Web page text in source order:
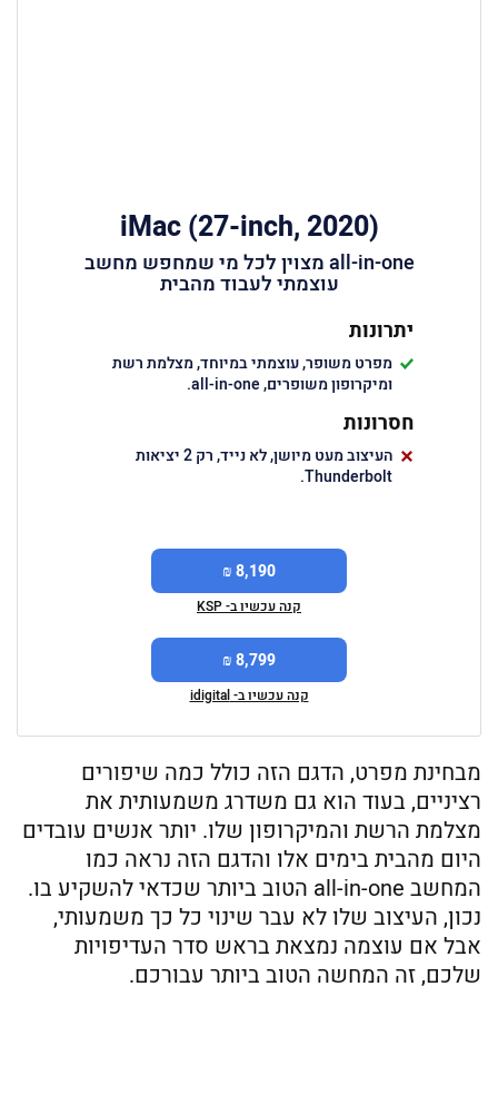
iMac (27-inch, 2020)
all-in-one מצוין לכל מי שמחפש מחשב
עוצמתי לעבוד מהבית
יתרונות
מפרט משופר, עוצמתי במיוחד, מצלמת רשת
ומיקרופון משופרים, all-in-one.
חסרונות
העיצוב מעט מיושן, לא נייד, רק 2 יציאות
Thunderbolt.
8,190 ₪
קנה עכשיו ב- KSP
8,799 ₪
קנה עכשיו ב- idigital
מבחינת מפרט, הדגם הזה כולל כמה שיפורים
רציניים, בעוד הוא גם משדרג משמעותית את
מצלמת הרשת והמיקרופון שלו. יותר אנשים עובדים
היום מהבית בימים אלו והדגם הזה נראה כמו
המחשב all-in-one הטוב ביותר שכדאי להשקיע בו.
נכון, העיצוב שלו לא עבר שינוי כל כך משמעותי,
אבל אם עוצמה נמצאת בראש סדר העדיפויות
שלכם, זה המחשה הטוב ביותר עבורכם.